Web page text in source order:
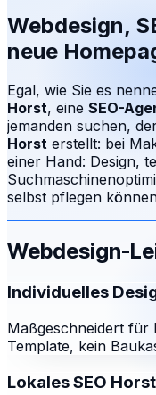
Webdesign,
neue
Egal, wie Sie es
Horst, eine SEO-
jemanden suchen,
Horst erstellt: bei
einer Hand: Design,
selbst pflegen
Webdesign-
Individuelles
Maßgeschneidert
Template, kein
Lokales SEO Horst